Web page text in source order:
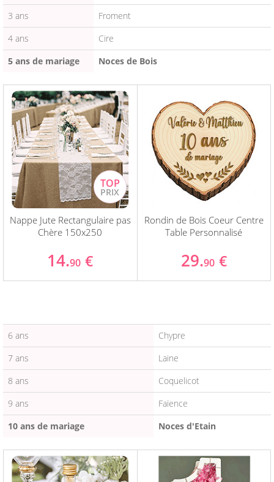
3 ans
Froment
4 ans
Cire
5 ans de mariage
Noces de Bois
Nappe Jute Rectangulaire pas
Chère 150x250
14.90 €
Rondin de Bois Coeur Centre
Table Personnalisé
29.90 €
6 ans
Chypre
7 ans
Laine
8 ans
Coquelicot
9 ans
Faïence
10 ans de mariage
Noces d'Etain